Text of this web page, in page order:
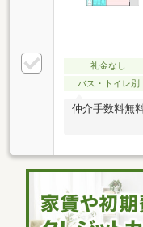
礼金なし
バス・トイレ別
仲介手数料無